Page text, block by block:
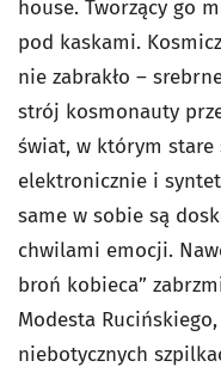
house. Tworzący go
pod kaskami.
nie zabrakło –
strój kosmonauty
świat, w którym stare
elektronicznie i
same w sobie są
chwilami emocji.
broń kobieca”
Modesta
niebotycznych